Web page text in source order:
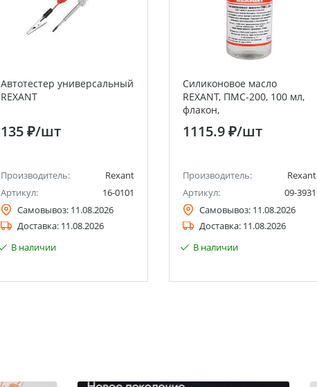
Автотестер универсальный
REXANT
135 ₽/шт
Производитель:
Rexant
Артикул:
16-0101
Самовывоз: 11.08.2026
Доставка: 11.08.2026
В наличии
Силиконовое масло
REXANT, ПМС-200, 100 мл,
флакон,
(Полиметилсилоксан)
1115.9 ₽/шт
Производитель:
Rexant
Артикул:
09-3931
Самовывоз: 11.08.2026
Доставка: 11.08.2026
В наличии